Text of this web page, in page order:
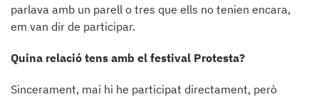
parlava amb un parell o tres que ells no tenien encara,
em van dir de participar.
Quina relació tens amb el festival Protesta?
Sincerament, mai hi he participat directament, però